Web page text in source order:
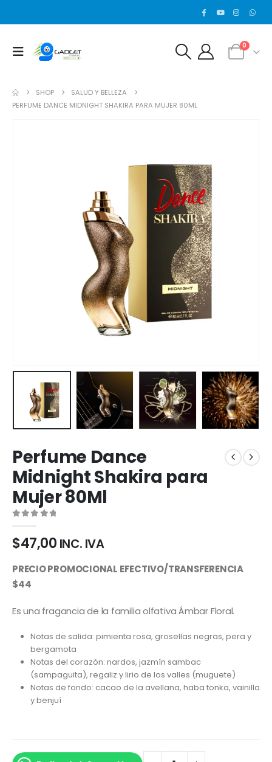
0
SHOP
SALUD Y BELLEZA
PERFUME DANCE MIDNIGHT SHAKIRA PARA MUJER 80ML
Perfume Dance
Midnight Shakira para
Mujer 80Ml
0out of 5
$47,00 INC. IVA
PRECIO PROMOCIONAL EFECTIVO/TRANSFERENCIA
$44
Es una fragancia de la familia olfativa Ámbar Floral.
Notas de salida: pimienta rosa, grosellas negras, pera y
bergamota
Notas del corazón: nardos, jazmín sambac
(sampaguita), regaliz y lirio de los valles (muguete)
Notas de fondo: cacao de la avellana, haba tonka, vainilla
y benjuí